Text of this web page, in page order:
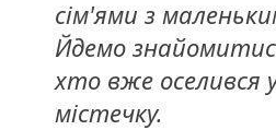
сім'ями з
Йдемо
хто вже оселився
містечку.